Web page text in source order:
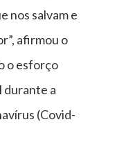
nos salvam e
afirmou o
o esforço
durante a
(Covid-